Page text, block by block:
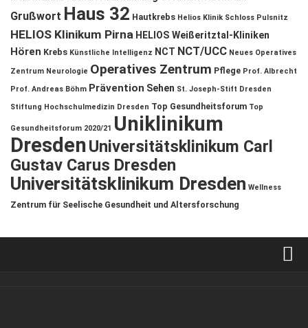
Grußwort Haus 32 Hautkrebs Helios Klinik Schloss Pulsnitz
HELIOS Klinikum Pirna HELIOS Weißeritztal-Kliniken
Hören Krebs Künstliche Intelligenz NCT NCT/UCC Neues Operatives
Zentrum Neurologie Operatives Zentrum Pflege Prof. Albrecht
Prof. Andreas Böhm Prävention Sehen St. Joseph-Stift Dresden
Stiftung Hochschulmedizin Dresden Top Gesundheitsforum Top
Gesundheitsforum 2020/21 Uniklinikum
DresdenUniversitätsklinikum Carl
Gustav Carus Dresden
Universitätsklinikum Dresden Wellness
Zentrum für Seelische Gesundheit und Altersforschung